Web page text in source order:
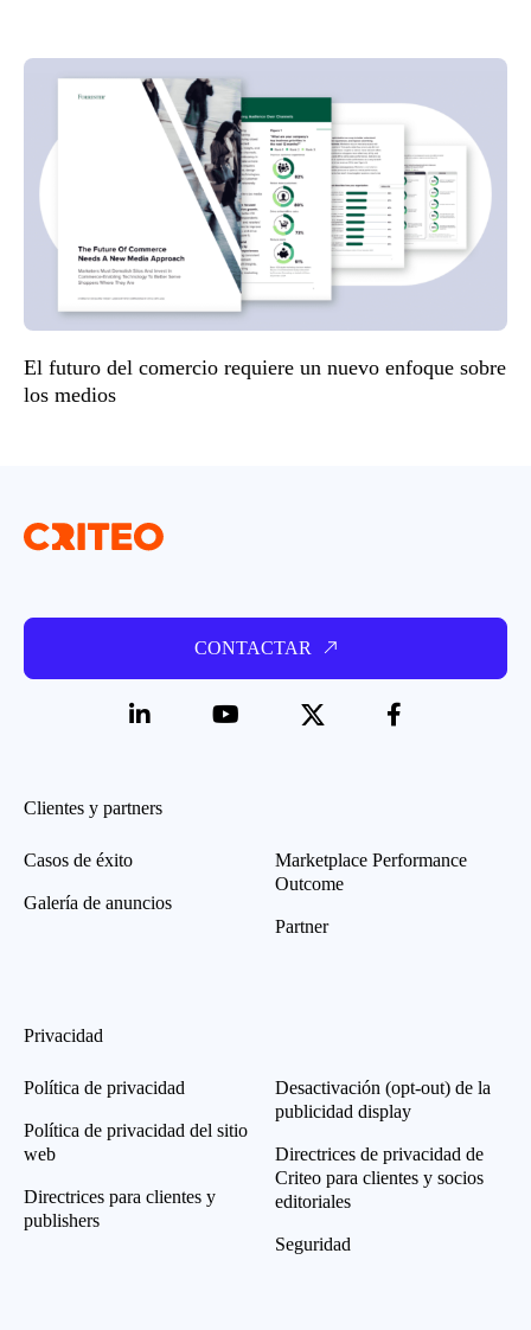
El futuro del comercio requiere un nuevo enfoque sobre
los medios
CONTACTAR
Clientes y partners
Casos de éxito
Galería de anuncios
Marketplace Performance
Outcome
Partner
Privacidad
Política de privacidad
Política de privacidad del sitio
web
Directrices para clientes y
publishers
Desactivación (opt-out) de la
publicidad display
Directrices de privacidad de
Criteo para clientes y socios
editoriales
Seguridad